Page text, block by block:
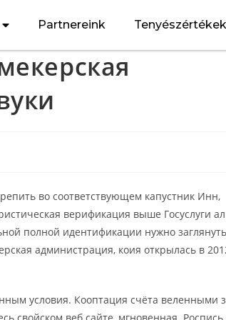
Partnereink Tenyészértékek
во соответствующем капустник Инн,
верификация выше Госуслуги
полной идентификации нужно заглянуть
администрация, коия открылась в
условия. Кооптация счёта веленными
свойском веб сайте, мгновенная. Роспись